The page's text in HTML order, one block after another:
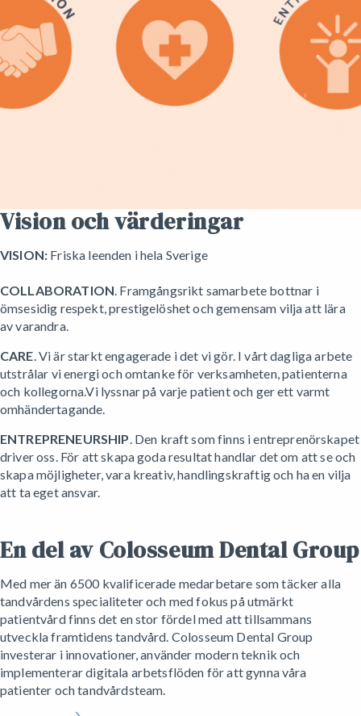
Vision och värderingar
VISION: Friska leenden i hela Sverige
COLLABORATION. Framgångsrikt samarbete bottnar i
ömsesidig respekt, prestigelöshet och gemensam vilja att lära
av varandra.
CARE. Vi är starkt engagerade i det vi gör. I vårt dagliga arbete
utstrålar vi energi och omtanke för verksamheten, patienterna
och kollegorna.Vi lyssnar på varje patient och ger ett varmt
omhändertagande.
ENTREPRENEURSHIP. Den kraft som finns i entreprenörskapet
driver oss. För att skapa goda resultat handlar det om att se och
skapa möjligheter, vara kreativ, handlingskraftig och ha en vilja
att ta eget ansvar.
En del av Colosseum Dental Group
Med mer än 6500 kvalificerade medarbetare som täcker alla
tandvårdens specialiteter och med fokus på utmärkt
patientvård finns det en stor fördel med att tillsammans
utveckla framtidens tandvård. Colosseum Dental Group
investerar i innovationer, använder modern teknik och
implementerar digitala arbetsflöden för att gynna våra
patienter och tandvårdsteam.